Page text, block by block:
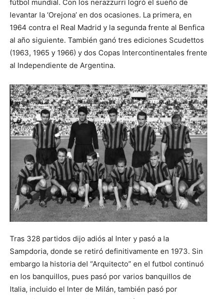
fútbol mundial. Con los nerazzurri logró el sueño de
levantar la ‘Orejona’ en dos ocasiones. La primera, en
1964 contra el Real Madrid y la segunda frente al Benfica
al año siguiente. También ganó tres ediciones Scudettos
(1963, 1965 y 1966) y dos Copas Intercontinentales frente
al Independiente de Argentina.
Tras 328 partidos dijo adiós al Inter y pasó a la
Sampdoria, donde se retiró definitivamente en 1973. Sin
embargo la historia del “Arquitecto” en el futbol continuó
en los banquillos, pues pasó por varios banquillos de
Italia, incluido el Inter de Milán, también pasó por